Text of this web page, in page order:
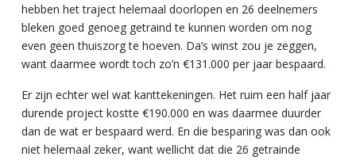
hebben het traject helemaal doorlopen en 26 deelnemers
bleken goed genoeg getraind te kunnen worden om nog
even geen thuiszorg te hoeven. Da’s winst zou je zeggen,
want daarmee wordt toch zo’n €131.000 per jaar bespaard.
Er zijn echter wel wat kanttekeningen. Het ruim een half jaar
durende project kostte €190.000 en was daarmee duurder
dan de wat er bespaard werd. En die besparing was dan ook
niet helemaal zeker, want wellicht dat die 26 getrainde